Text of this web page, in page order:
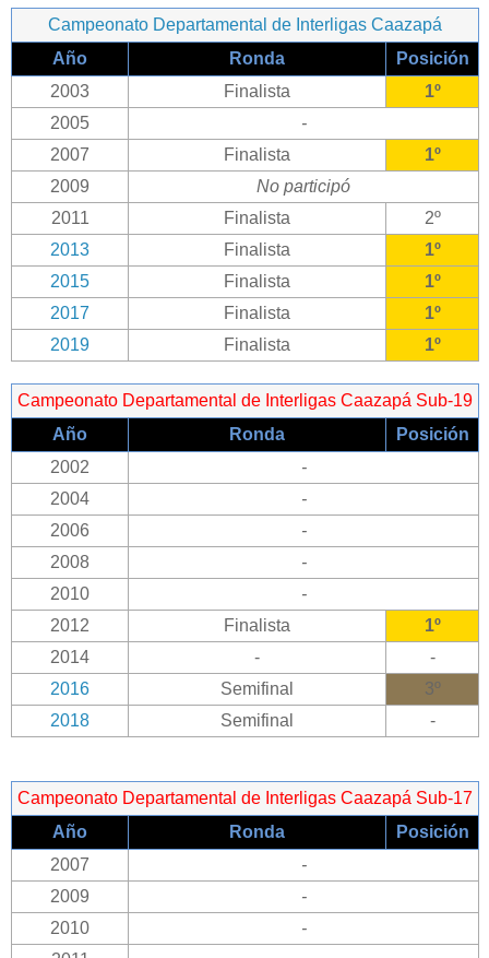
Campeonato Departamental de Interligas Caazapá
Año
Ronda
Posición
2003
Finalista
1º
2005
-
2007
Finalista
1º
2009
No participó
2011
Finalista
2º
2013
Finalista
1º
2015
Finalista
1º
2017
Finalista
1º
2019
Finalista 1º
Campeonato Departamental de Interligas Caazapá Sub-19
Año
Ronda
Posición
2002
-
2004
-
2006
-
2008
-
2010
-
2012
Finalista
1º
2014
-
-
2016
Semifinal
3º
2018
Semifinal -
Campeonato Departamental de Interligas Caazapá Sub-17
Año
Ronda
Posición
2007
-
2009
-
2010
-